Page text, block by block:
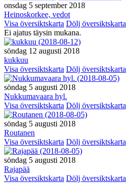
onsdag 5 september 2018
Heinoskorkee, vedot
Visa översiktskarta Dölj översiktskarta
Ei ajatus täysin mukana.
söndag 12 augusti 2018
kukkuu
Visa översiktskarta Dölj översiktskarta
söndag 5 augusti 2018
Nukkumavaara hyl.
Visa översiktskarta Dölj översiktskarta
söndag 5 augusti 2018
Routanen
Visa översiktskarta Dölj översiktskarta
söndag 5 augusti 2018
Rajapää
Visa översiktskarta Dölj översiktskarta